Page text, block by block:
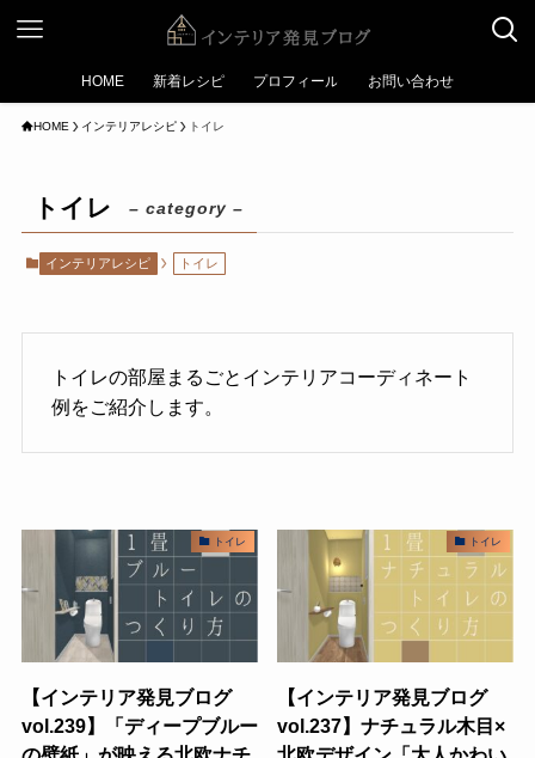
HOME 新着レシピ プロフィール お問い合わせ
HOME インテリアレシピ トイレ
トイレ – category –
インテリアレシピ トイレ
トイレの部屋まるごとインテリアコーディネート
例をご紹介します。
トイレ
【インテリア発見ブログ
vol.239】「ディープブルー
トイレ
【インテリア発見ブログ
vol.237】ナチュラル木目×